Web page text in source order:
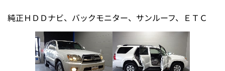
純正ＨＤＤナビ、バックモニター、サンルーフ、ＥＴＣ